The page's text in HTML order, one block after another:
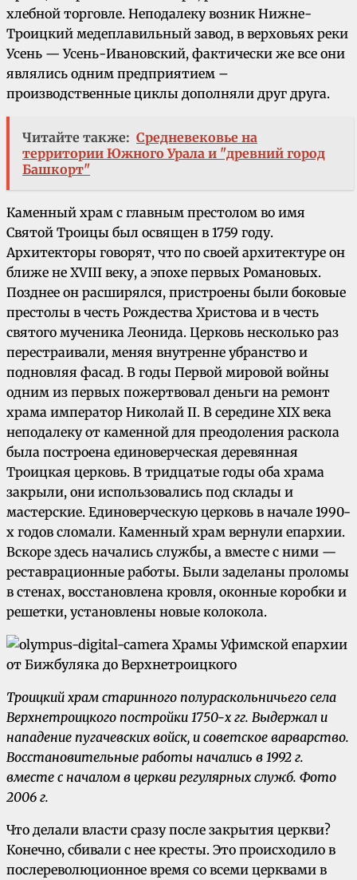
хлебной торговле. Неподалеку возник Нижне-
Троицкий медеплавильный завод, в верховьях реки
Усень — Усень-Ивановский, фактически же все они
являлись одним предприятием –
производственные циклы дополняли друг друга.
Читайте также: Средневековье на
территории Южного Урала и "древний город
Башкорт"
Каменный храм с главным престолом во имя
Святой Троицы был освящен в 1759 году.
Архитекторы говорят, что по своей архитектуре он
ближе не XVIII веку, а эпохе первых Романовых.
Позднее он расширялся, пристроены были боковые
престолы в честь Рождества Христова и в честь
святого мученика Леонида. Церковь несколько раз
перестраивали, меняя внутренне убранство и
подновляя фасад. В годы Первой мировой войны
одним из первых пожертвовал деньги на ремонт
храма император Николай II. В середине XIX века
неподалеку от каменной для преодоления раскола
была построена единоверческая деревянная
Троицкая церковь. В тридцатые годы оба храма
закрыли, они использовались под склады и
мастерские. Единоверческую церковь в начале 1990-
х годов сломали. Каменный храм вернули епархии.
Вскоре здесь начались службы, а вместе с ними —
реставрационные работы. Были заделаны проломы
в стенах, восстановлена кровля, оконные коробки и
решетки, установлены новые колокола.
Троицкий храм старинного полураскольничьего села
Верхнетроицкого постройки 1750-х гг. Выдержал и
нападение пугачевских войск, и советское варварство.
Восстановительные работы начались в 1992 г.
вместе с началом в церкви регулярных служб. Фото
2006 г.
Что делали власти сразу после закрытия церкви?
Конечно, сбивали с нее кресты. Это происходило в
послереволюционное время со всеми церквами в